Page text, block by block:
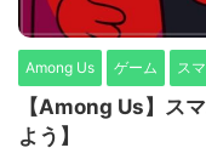
Among Us ゲーム ス
【Among Us】ス
よう】